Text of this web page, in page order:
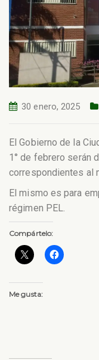
30 enero, 2025
El Gobierno de la
1° de febrero serán
correspondientes al
El mismo es para
régimen PEL.
Compártelo:
Me gusta: